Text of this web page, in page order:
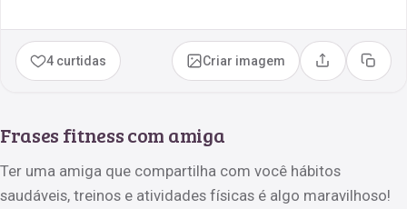
4 curtidas Criar imagem Compartilhar
Copiar
Frases fitness com amiga
Ter uma amiga que compartilha com você hábitos
saudáveis, treinos e atividades físicas é algo maravilhoso!